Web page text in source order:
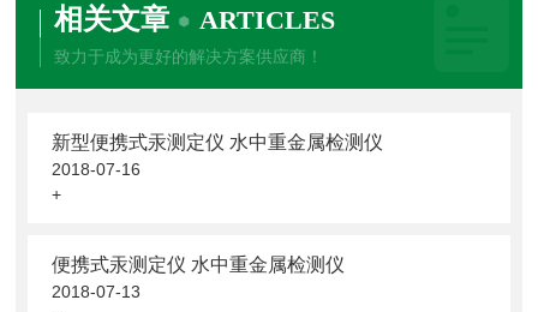
相关文章 ARTICLES
致力于成为更好的解决方案供应商！
新型便携式汞测定仪 水中重金属检测仪
2018-07-16
+
便携式汞测定仪 水中重金属检测仪
2018-07-13